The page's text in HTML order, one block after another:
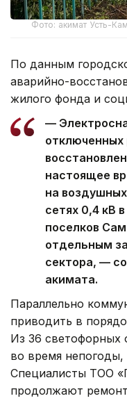
Фото: акимат Усть-
По данным
аварийно-
жилого фонда и
—
отключенных
настоящее
на
сетях 0,4 кВ
поселков
отдельным
сектора, —
акимата.
Параллельно
приводить в
Из 36 светофорных
во время непогоды,
Специалисты ТОО
продолжают